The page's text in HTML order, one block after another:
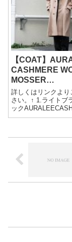
【COAT】
CASHMERE
MOSSER
詳しくはリンクより
さい。↑ 1.ライトブ
ック
WOOL MOSSER